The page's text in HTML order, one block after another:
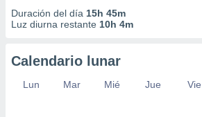
Duración del día 15h 45m
Luz diurna restante 10h 4m
Calendario lunar
Lun Mar Mié Jue Vie